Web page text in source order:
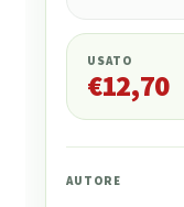
USATO
€12,70
AUTORE